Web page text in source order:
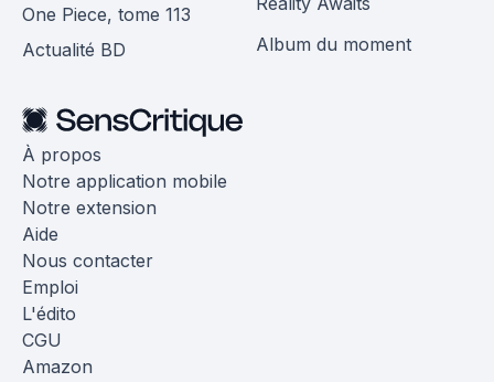
One Piece, tome 113
Actualité BD
Album du moment
À propos
Notre application mobile
Notre extension
Aide
Nous contacter
Emploi
L'édito
CGU
Amazon